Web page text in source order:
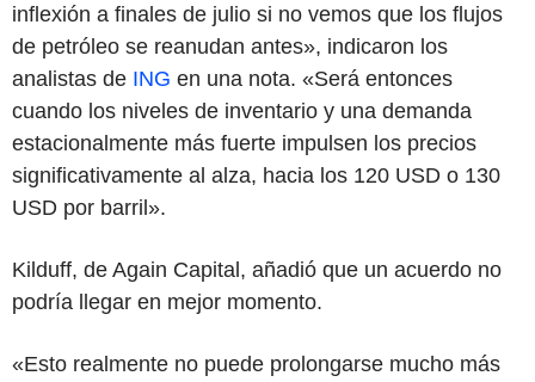
inflexión a finales de julio si no vemos que los flujos
de petróleo se reanudan antes», indicaron los
analistas de ING en una nota. «Será entonces
cuando los niveles de inventario y una demanda
estacionalmente más fuerte impulsen los precios
significativamente al alza, hacia los 120 USD o 130
USD por barril».
Kilduff, de Again Capital, añadió que un acuerdo no
podría llegar en mejor momento.
«Esto realmente no puede prolongarse mucho más